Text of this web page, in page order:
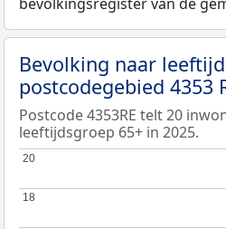
Bevolking naar
postcodegebied 4353
Postcode 4353RE telt 20
leeftijdsgroep 65+ in 2025.
18
18
20
20